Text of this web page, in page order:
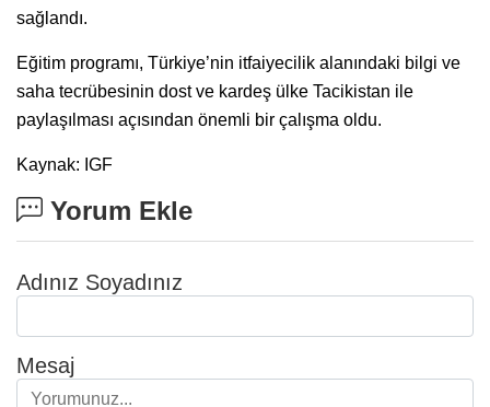
sağlandı.
Eğitim programı, Türkiye’nin itfaiyecilik alanındaki bilgi ve
saha tecrübesinin dost ve kardeş ülke Tacikistan ile
paylaşılması açısından önemli bir çalışma oldu.
Kaynak: IGF
Yorum Ekle
Adınız Soyadınız
Mesaj